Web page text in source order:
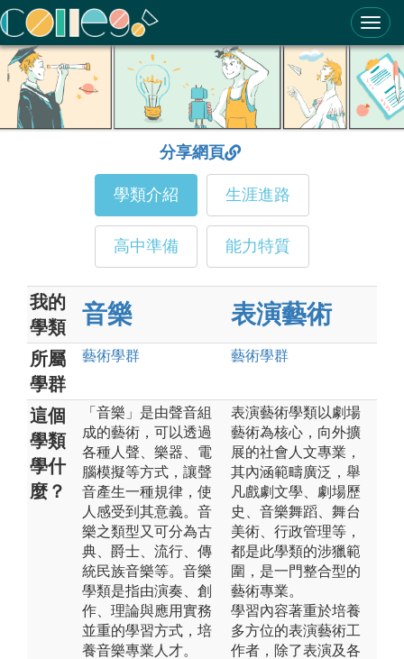
ColleGo! 大學選才與高中育才輔助系統
分享網頁
學類介紹 生涯進路
高中準備 能力特質
我的
學類
音樂 表演藝術
所屬
學群
藝術學群 藝術學群
這個
學類
學什
麼？
「音樂」是由聲音組
成的藝術，可以透過
各種人聲、樂器、電
腦模擬等方式，讓聲
音產生一種規律，使
人感受到其意義。音
樂之類型又可分為古
典、爵士、流行、傳
統民族音樂等。音樂
學類是指由演奏、創
作、理論與應用實務
並重的學習方式，培
養音樂專業人才。
表演藝術學類以劇場
藝術為核心，向外擴
展的社會人文專業，
其內涵範疇廣泛，舉
凡戲劇文學、劇場歷
史、音樂舞蹈、舞台
美術、行政管理等，
都是此學類的涉獵範
圍，是一門整合型的
藝術專業。
學習內容著重於培養
多方位的表演藝術工
作者，除了表演及各